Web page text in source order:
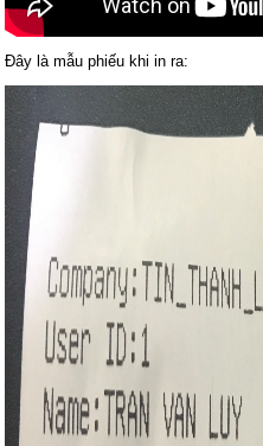
Đây là mẫu phiếu khi in ra: